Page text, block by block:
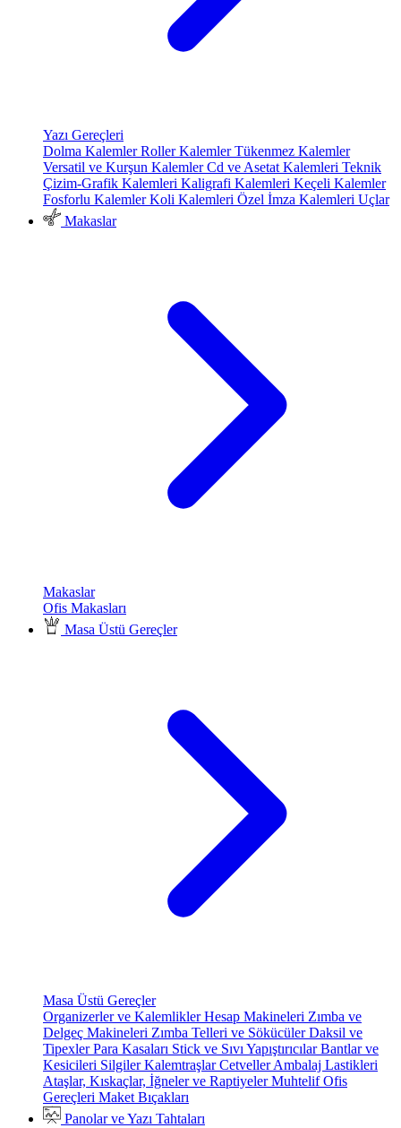
Yazı Gereçleri
Dolma KalemlerRoller KalemlerTükenmez Kalemler
Versatil ve Kurşun KalemlerCd ve Asetat Kalemleri Teknik
Çizim-Grafik Kalemleri Kaligrafi Kalemleri Keçeli Kalemler
Fosforlu KalemlerKoli Kalemleri Özel İmza Kalemleri Uçlar
Makaslar
Makaslar
Ofis Makasları
Masa Üstü Gereçler
Masa Üstü Gereçler
Organizerler ve KalemliklerHesap Makineleri Zımba ve
Delgeç Makineleri Zımba Telleri ve SökücülerDaksil ve
TipexlerPara Kasaları Stick ve Sıvı YapıştırıcılarBantlar ve
Kesicileri SilgilerKalemtraşlarCetvellerAmbalaj Lastikleri
Ataşlar, Kıskaçlar, İğneler ve RaptiyelerMuhtelif Ofis
Gereçleri Maket Bıçakları
Panolar ve Yazı Tahtaları